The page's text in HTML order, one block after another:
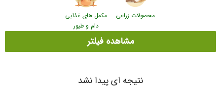
محصولات زراعی
مکمل های غذایی
دام و طیور
مشاهده فیلتر
نتیجه ای پیدا نشد